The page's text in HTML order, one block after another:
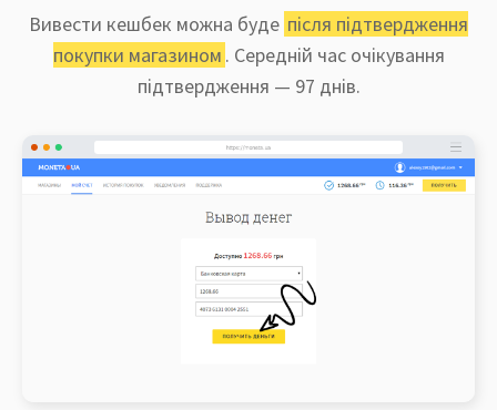
Вивести кешбек можна буде після підтвердження
покупки магазином . Середній час очікування
підтвердження — 97 днів.